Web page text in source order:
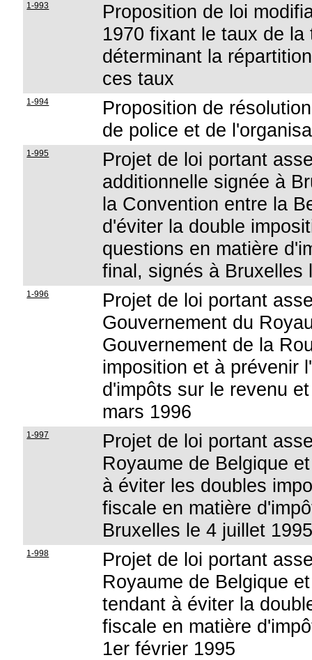
1-993
Proposition de loi
1970 fixant le taux de
déterminant la
ces taux
1-994
Proposition de
de police et de
1-995
Projet de loi portant
additionnelle signée à
la Convention entre la
d'éviter la double
questions en matière
final, signés à Bruxelles
1-996
Projet de loi portant
Gouvernement du
Gouvernement de la
imposition et à prévenir
d'impôts sur le revenu
mars 1996
1-997
Projet de loi portant
Royaume de Belgique
à éviter les doubles
fiscale en matière
Bruxelles le 4 juillet
1-998
Projet de loi portant
Royaume de Belgique
tendant à éviter la
fiscale en matière
1er février 1995